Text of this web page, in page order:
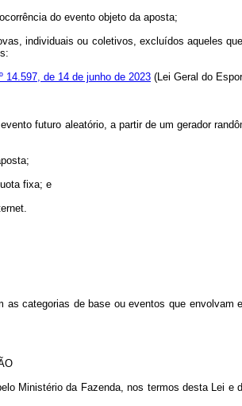
do evento objeto da aposta;
individuais ou coletivos, excluídos aqueles
14.597, de 14 de junho de 2023 (Lei Geral do
futuro aleatório, a partir de um gerador
fixa; e
categorias de base ou eventos que envolvam
Ministério da Fazenda, nos termos desta Lei e